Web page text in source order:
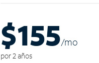
$155/mo
por 2 años